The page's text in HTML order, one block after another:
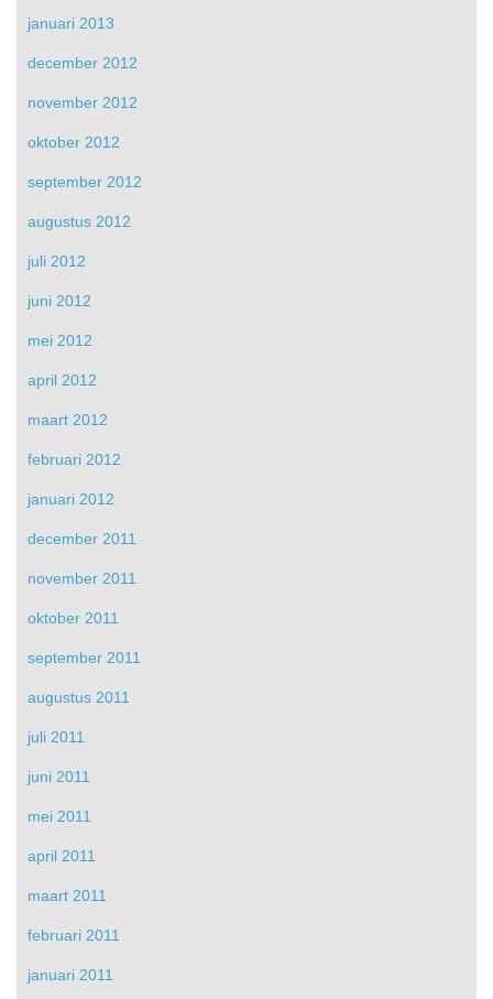
januari 2013
december 2012
november 2012
oktober 2012
september 2012
augustus 2012
juli 2012
juni 2012
mei 2012
april 2012
maart 2012
februari 2012
januari 2012
december 2011
november 2011
oktober 2011
september 2011
augustus 2011
juli 2011
juni 2011
mei 2011
april 2011
maart 2011
februari 2011
januari 2011